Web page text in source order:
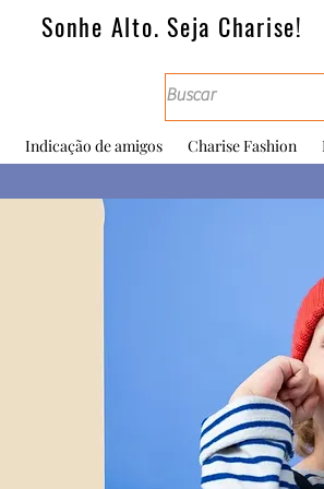
Sonhe Alto. Seja Charise!
Indicação de amigos Charise Fashion